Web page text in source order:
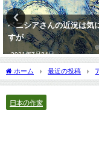
近況は気になりま
ベ
か
ホーム 最近の投稿
る
日本の作家